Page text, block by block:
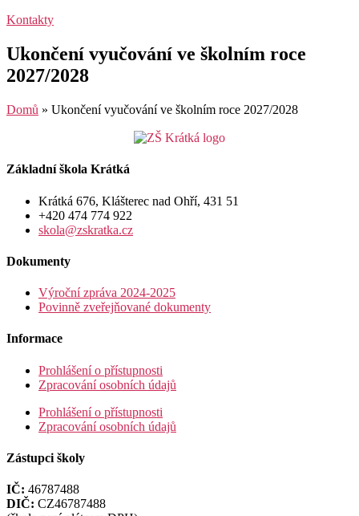
Kontakty
Ukončení vyučování ve školním roce
2027/2028
Domů » Ukončení vyučování ve školním roce 2027/2028
Základní škola Krátká
Krátká 676, Klášterec nad Ohří, 431 51
+420 474 774 922
skola@zskratka.cz
Dokumenty
Výroční zpráva 2024-2025
Povinně zveřejňované dokumenty
Informace
Prohlášení o přístupnosti
Zpracování osobních údajů
Prohlášení o přístupnosti
Zpracování osobních údajů
Zástupci školy
IČ: 46787488
DIČ: CZ46787488